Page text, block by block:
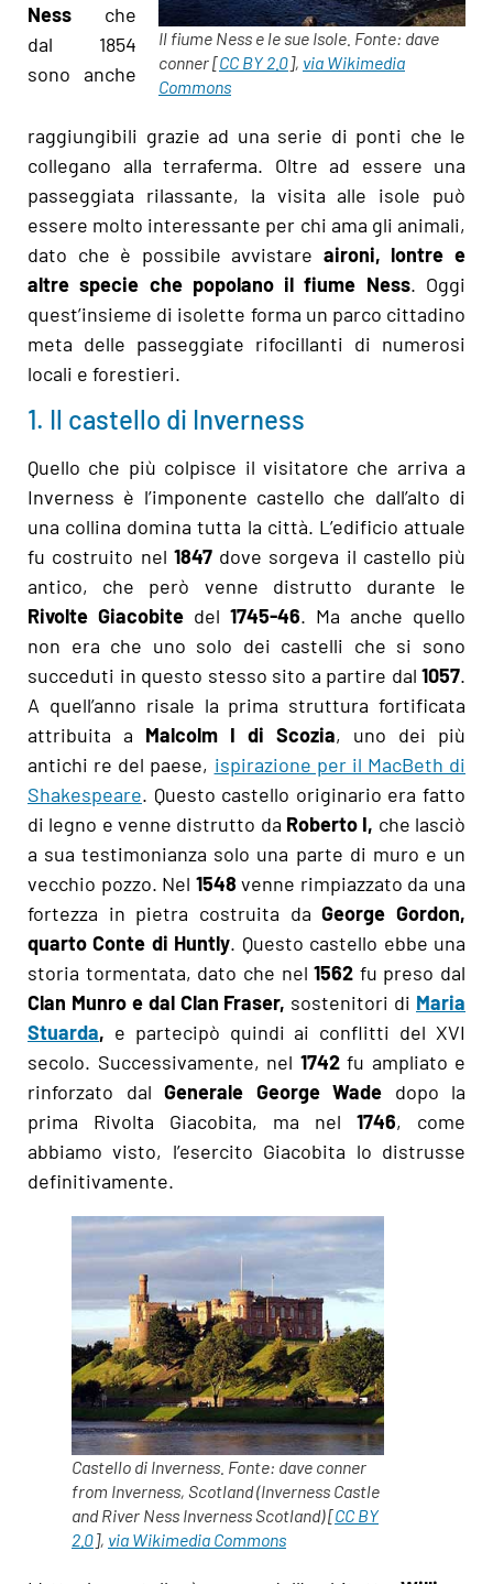
Il fiume Ness e le sue Isole. Fonte: dave
conner [CC BY 2.0], via Wikimedia
Commons
Ness che
dal 1854
sono anche
raggiungibili grazie ad una serie di ponti che le
collegano alla terraferma. Oltre ad essere una
passeggiata rilassante, la visita alle isole può
essere molto interessante per chi ama gli animali,
dato che è possibile avvistare aironi, lontre e
altre specie che popolano il fiume Ness. Oggi
quest’insieme di isolette forma un parco cittadino
meta delle passeggiate rifocillanti di numerosi
locali e forestieri.
1. Il castello di Inverness
Quello che più colpisce il visitatore che arriva a
Inverness è l’imponente castello che dall’alto di
una collina domina tutta la città. L’edificio attuale
fu costruito nel 1847dove sorgeva il castello più
antico, che però venne distrutto durante le
Rivolte Giacobite del 1745-46. Ma anche quello
non era che uno solo dei castelli che si sono
succeduti in questo stesso sito a partire dal 1057.
A quell’anno risale la prima struttura fortificata
attribuita a Malcolm I di Scozia, uno dei più
antichi re del paese, ispirazione per il MacBeth di
Shakespeare. Questo castello originario era fatto
di legno e venne distrutto da Roberto I, che lasciò
a sua testimonianza solo una parte di muro e un
vecchio pozzo. Nel 1548 venne rimpiazzato da una
fortezza in pietra costruita daGeorge Gordon,
quarto Conte di Huntly. Questo castello ebbe una
storia tormentata, dato che nel1562 fu preso dal
Clan Munro e dal Clan Fraser, sostenitori di Maria
Stuarda, e partecipò quindi ai conflitti del XVI
secolo. Successivamente, nel 1742fu ampliato e
rinforzato dal Generale George Wade dopo la
prima Rivolta Giacobita, ma nel 1746, come
abbiamo visto, l’esercito Giacobita lo distrusse
definitivamente.
Castello di Inverness. Fonte: dave conner
from Inverness, Scotland (Inverness Castle
and River Ness Inverness Scotland) [CC BY
2.0], via Wikimedia Commons